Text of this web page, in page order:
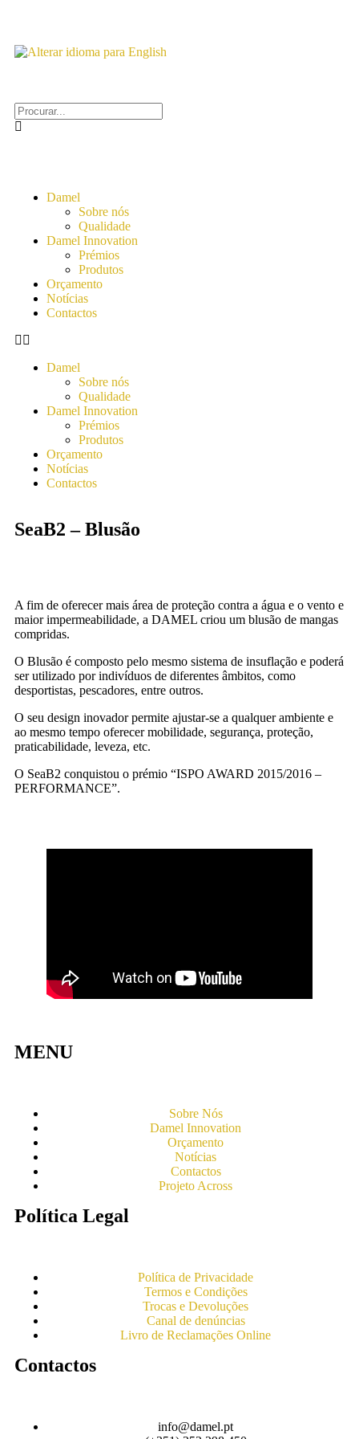
Damel
Sobre nós
Qualidade
Damel Innovation
Prémios
Produtos
Orçamento
Notícias
Contactos
Damel
Sobre nós
Qualidade
Damel Innovation
Prémios
Produtos
Orçamento
Notícias
Contactos
SeaB2 – Blusão
A fim de oferecer mais área de proteção contra a água e o vento e
maior impermeabilidade, a DAMEL criou um blusão de mangas
compridas.
O Blusão é composto pelo mesmo sistema de insuflação e poderá
ser utilizado por indivíduos de diferentes âmbitos, como
desportistas, pescadores, entre outros.
O seu design inovador permite ajustar-se a qualquer ambiente e
ao mesmo tempo oferecer mobilidade, segurança, proteção,
praticabilidade, leveza, etc.
O SeaB2 conquistou o prémio “ISPO AWARD 2015/2016 –
PERFORMANCE”.
MENU
Sobre Nós
Damel Innovation
Orçamento
Notícias
Contactos
Projeto Across
Política Legal
Política de Privacidade
Termos e Condições
Trocas e Devoluções
Canal de denúncias
Livro de Reclamações Online
Contactos
info@damel.pt